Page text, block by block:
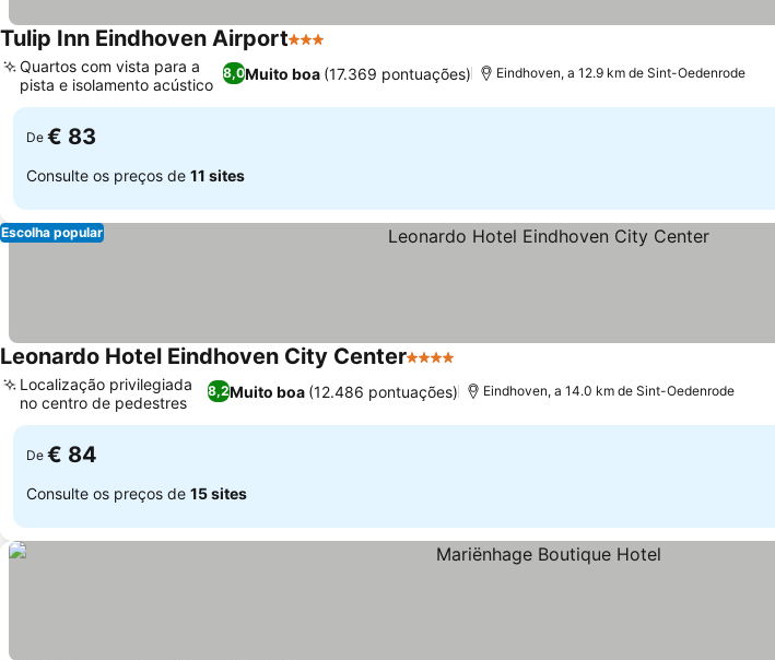
Tulip Inn Eindhoven Airport3 Estrelas
8,0Muito boa (17.369 pontuações)
Quartos com vista para a
pista e isolamento acústico
Eindhoven, a 12.9 km de Sint-Oedenrode
De € 83
Consulte os preços de 11 sites
Escolha popular
Leonardo Hotel Eindhoven City Center4 Estrelas
8,2Muito boa (12.486 pontuações)
Localização privilegiada
no centro de pedestres
Eindhoven, a 14.0 km de Sint-Oedenrode
De € 84
Consulte os preços de 15 sites